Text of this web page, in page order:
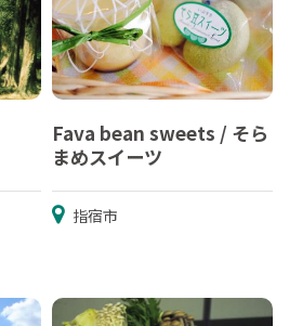
Fava bean sweets / そら
まめスイーツ
指宿市